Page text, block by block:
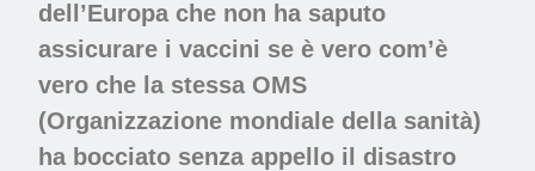
dell’Europa che non ha saputo
assicurare i vaccini se è vero com’è
vero che la stessa OMS
(Organizzazione mondiale della sanità)
ha bocciato senza appello il disastro